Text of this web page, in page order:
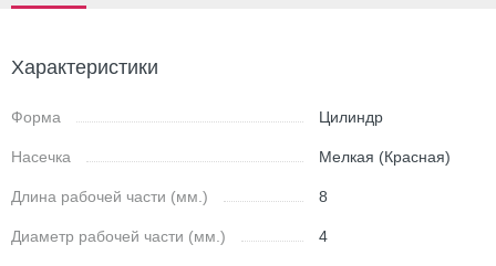
Характеристики
Форма Цилиндр
Насечка Мелкая (Красная)
Длина рабочей части (мм.) 8
Диаметр рабочей части (мм.) 4